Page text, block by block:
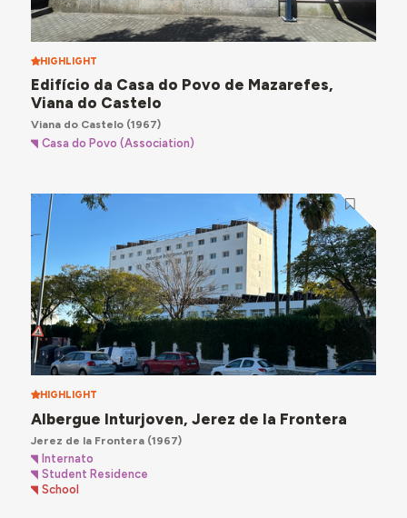
HIGHLIGHT
Edifício da Casa do Povo de Mazarefes,
Viana do Castelo
Viana do Castelo(1967)
Casa do Povo (Association)
HIGHLIGHT
Albergue Inturjoven, Jerez de la Frontera
Jerez de la Frontera(1967)
Internato
Student Residence
School